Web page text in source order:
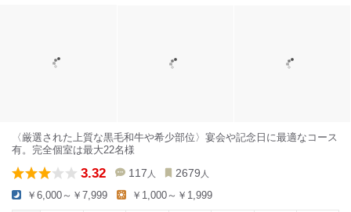
〈厳選された上質な黒毛和牛や希少部位〉宴会や記念日に最適なコース
有。完全個室は最大22名様
3.32 117 人 2679 人
￥6,000～￥7,999 ￥1,000～￥1,999